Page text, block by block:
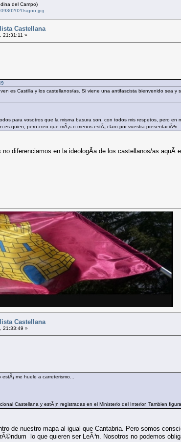
del Campo)
Castellana
21:31:11 »
es Castilla y los castellanos/as. Si viene una antifascista bienvenido sea
para vosotros que la misma basura son, con todos mis respetos, pero en
quien, pero creo que mÃ¡s o menos estÃ¡ claro por vuestra presentaciÃ³n.
diferenciamos en la ideologÃ­a de los castellanos/as aquÃ­
Castellana
21:33:49 »
me huele a carreterismo...
Castellana y estÃ¡n registradas en el Ministerio del Interior. Tambien
de nuestro mapa al igual que Cantabria. Pero somos
lo que quieren ser LeÃ³n. Nosotros no podemos